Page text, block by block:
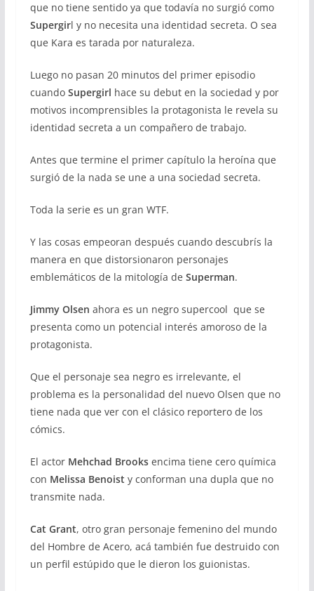
que no tiene sentido ya que todavía no surgió como
Supergirl y no necesita una identidad secreta. O sea
que Kara es tarada por naturaleza.
Luego no pasan 20 minutos del primer episodio
cuando Supergirl hace su debut en la sociedad y por
motivos incomprensibles la protagonista le revela su
identidad secreta a un compañero de trabajo.
Antes que termine el primer capítulo la heroína que
surgió de la nada se une a una sociedad secreta.
Toda la serie es un gran WTF.
Y las cosas empeoran después cuando descubrís la
manera en que distorsionaron personajes
emblemáticos de la mitología de Superman.
Jimmy Olsen ahora es un negro supercool que se
presenta como un potencial interés amoroso de la
protagonista.
Que el personaje sea negro es irrelevante, el
problema es la personalidad del nuevo Olsen que no
tiene nada que ver con el clásico reportero de los
cómics.
El actor Mehchad Brooksencima tiene cero química
con Melissa Benoist y conforman una dupla que no
transmite nada.
Cat Grant, otro gran personaje femenino del mundo
del Hombre de Acero, acá también fue destruido con
un perfil estúpido que le dieron los guionistas.